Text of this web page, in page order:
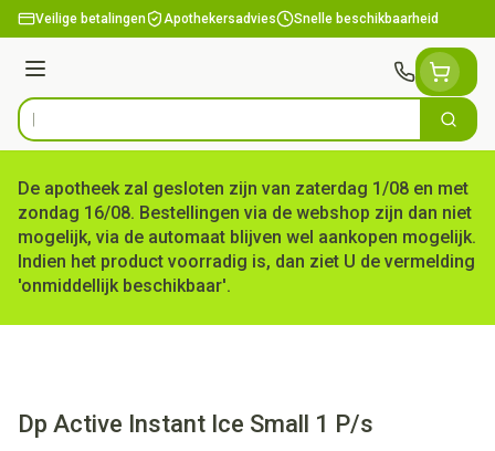
Ga naar de inhoud
Veilige betalingen Apothekersadvies Snelle beschikbaarheid
Menu
Product, merk, categorie... Zoek
De apotheek zal gesloten zijn van zaterdag 1/08 en met
zondag 16/08. Bestellingen via de webshop zijn dan niet
mogelijk, via de automaat blijven wel aankopen mogelijk.
Indien het product voorradig is, dan ziet U de vermelding
'onmiddellijk beschikbaar'.
Dp Active Instant Ice Small 1 P/s